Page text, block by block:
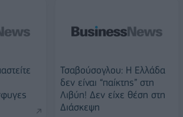
Τσαβούσογλου: Η Ελλάδα
δεν είναι “παίκτης” στη
Λιβύη! Δεν είχε θέση στη
Διάσκεψη